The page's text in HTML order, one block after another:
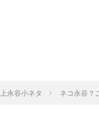
上永谷小ネタ ネコ永谷？